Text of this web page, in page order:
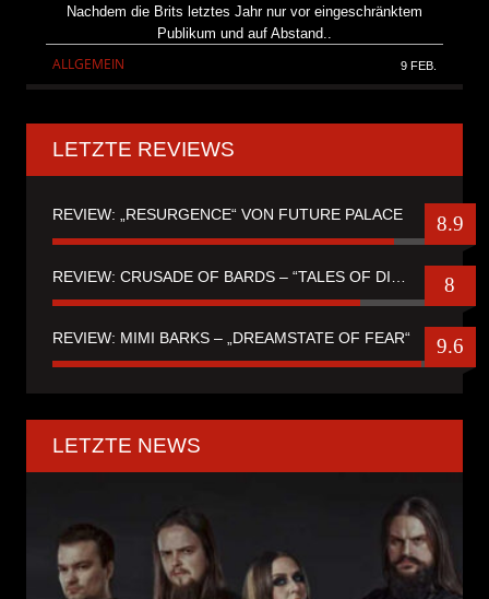
Nachdem die Brits letztes Jahr nur vor eingeschränktem
Publikum und auf Abstand..
ALLGEMEIN 9 FEB.
LETZTE REVIEWS
REVIEW: „RESURGENCE“ VON FUTURE PALACE 8.9
8
REVIEW: MIMI BARKS – „DREAMSTATE OF FEAR“ 9.6
LETZTE NEWS